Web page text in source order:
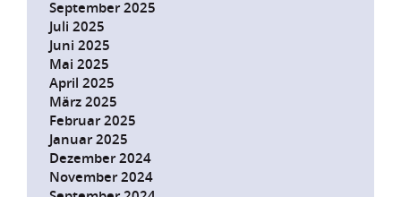
September 2025
Juli 2025
Juni 2025
Mai 2025
April 2025
März 2025
Februar 2025
Januar 2025
Dezember 2024
November 2024